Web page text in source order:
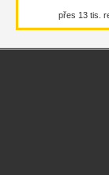
přes 13 tis.